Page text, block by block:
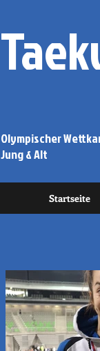
Olympischer
Jung & Alt
Startseite